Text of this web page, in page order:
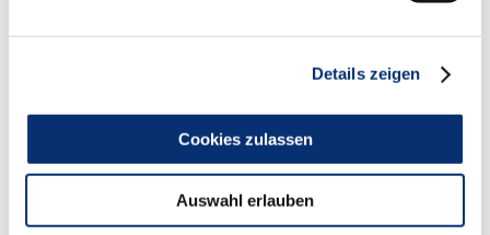
Details zeigen
Cookies zulassen
Auswahl erlauben
Ausbildereignungsschein